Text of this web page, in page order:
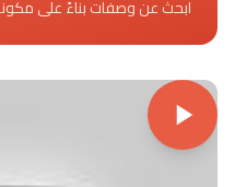
ابحث عن وصفات بناءً على